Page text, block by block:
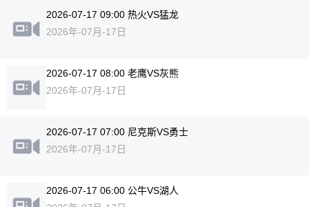
2026-07-17 09:00 热火VS猛龙
2026年-07月-17日
2026-07-17 08:00 老鹰VS灰熊
2026年-07月-17日
2026-07-17 07:00 尼克斯VS勇士
2026年-07月-17日
2026-07-17 06:00 公牛VS湖人